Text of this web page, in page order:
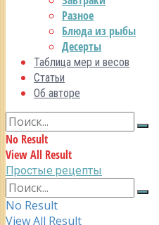
Разное
Блюда из рыбы
Десерты
Таблица мер и весов
Статьи
Об авторе
No Result
View All Result
Простые рецепты
No Result
View All Result